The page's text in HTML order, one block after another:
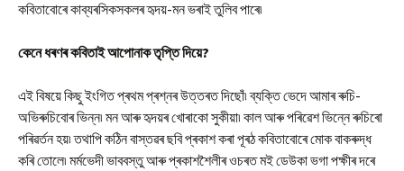
কবিতাবোৰে কাব্যৰসিকসকলৰ হৃদয়-মন ভৰাই তুলিব পাৰে৷
কেনেধৰণৰকবিতাইআপোনাকতৃপ্তিদিয়ে?
এই বিষয়ে কিছু ইংগিত প্ৰথম প্ৰশ্নৰ উত্তৰত দিছোঁ৷ ব্যক্তি ভেদে আমাৰ ৰুচি-
অভিৰুচিবোৰ ভিন্ন৷ মন আৰু হৃদয়ৰ খোৰাকো সুকীয়া৷ কাল আৰু পৰিৱেশ ভিন্নে ৰুচিৰো
পৰিৱৰ্তন হয়৷ তথাপি কঠিন বাস্তৱৰ ছবি প্ৰকাশ কৰা পূৰঠ কবিতাবোৰে মোক বাকৰুদ্ধ
কৰি তোলে৷ মৰ্মভেদী ভাববস্তু আৰু প্ৰকাশশৈলীৰ ওচৰত মই ডেউকা ভগা পক্ষীৰ দৰে